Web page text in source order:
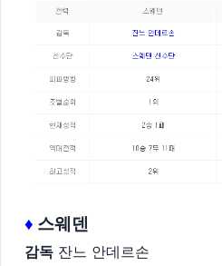
♦ 스웨덴
감독 잔느 안데르손